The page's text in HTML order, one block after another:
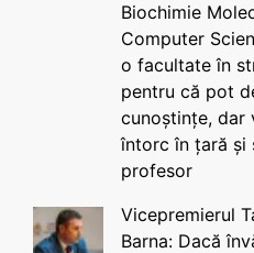
Biochimie
Computer
o facultate în
pentru că pot
cunoștințe, dar
întorc în țară și
profesor
Vicepremierul
Barna: Dacă